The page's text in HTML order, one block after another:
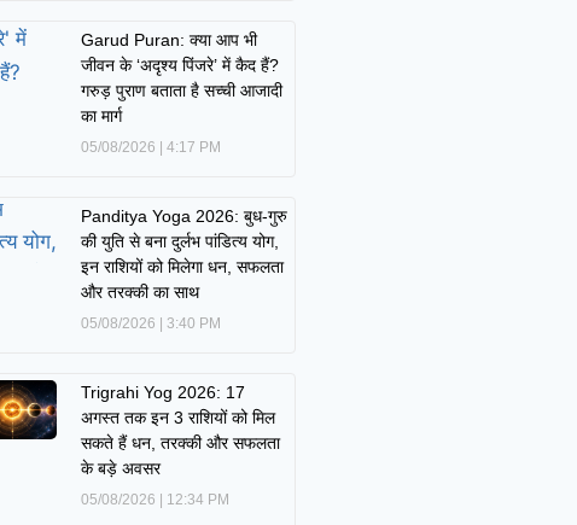
Garud Puran: क्या आप भी
जीवन के ‘अदृश्य पिंजरे’ में कैद हैं?
गरुड़ पुराण बताता है सच्ची आजादी
का मार्ग
05/08/2026 4:17 PM
Panditya Yoga 2026: बुध-गुरु
की युति से बना दुर्लभ पांडित्य योग,
इन राशियों को मिलेगा धन, सफलता
और तरक्की का साथ
05/08/2026 3:40 PM
Trigrahi Yog 2026: 17
अगस्त तक इन 3 राशियों को मिल
सकते हैं धन, तरक्की और सफलता
के बड़े अवसर
05/08/2026 12:34 PM